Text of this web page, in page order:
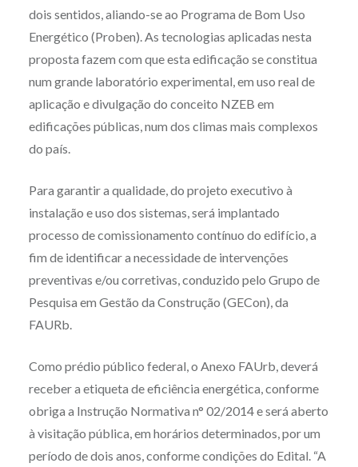
dois sentidos, aliando-se ao Programa de Bom Uso
Energético (Proben). As tecnologias aplicadas nesta
proposta fazem com que esta edificação se constitua
num grande laboratório experimental, em uso real de
aplicação e divulgação do conceito NZEB em
edificações públicas, num dos climas mais complexos
do país.
Para garantir a qualidade, do projeto executivo à
instalação e uso dos sistemas, será implantado
processo de comissionamento contínuo do edifício, a
fim de identificar a necessidade de intervenções
preventivas e/ou corretivas, conduzido pelo Grupo de
Pesquisa em Gestão da Construção (GECon), da
FAURb.
Como prédio público federal, o Anexo FAUrb, deverá
receber a etiqueta de eficiência energética, conforme
obriga a Instrução Normativa n° 02/2014 e será aberto
à visitação pública, em horários determinados, por um
período de dois anos, conforme condições do Edital. “A